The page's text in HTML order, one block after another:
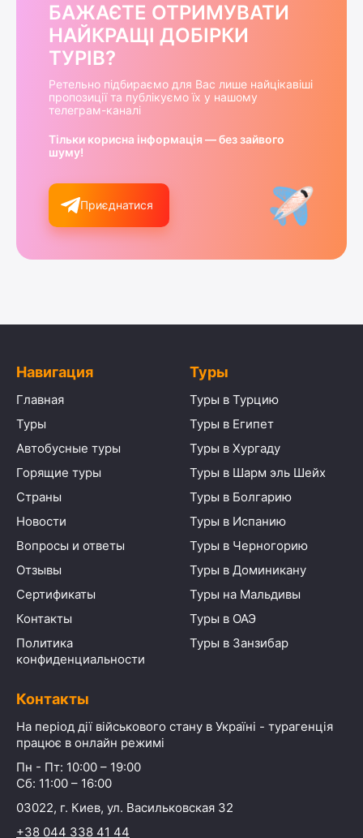
БАЖАЄТЕ ОТРИМУВАТИ
НАЙКРАЩІ ДОБІРКИ
ТУРІВ?
Ретельно підбираємо для Вас лише найцікавіші
пропозиції та публікуємо їх у нашому
телеграм-каналі
Тільки корисна інформація — без зайвого
шуму!
Приєднатися
Навигация
Главная
Туры
Автобусные туры
Горящие туры
Страны
Новости
Вопросы и ответы
Отзывы
Сертификаты
Контакты
Политика
конфиденциальности
Туры
Туры в Турцию
Туры в Египет
Туры в Хургаду
Туры в Шарм эль Шейх
Туры в Болгарию
Туры в Испанию
Туры в Черногорию
Туры в Доминикану
Туры на Мальдивы
Туры в ОАЭ
Туры в Занзибар
Контакты
На період дії військового стану в Україні - турагенція
працює в онлайн режимі
Пн - Пт: 10:00 – 19:00
Сб: 11:00 – 16:00
03022, г. Киев, ул. Васильковская 32
+38 044 338 41 44